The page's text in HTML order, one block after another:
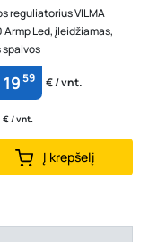
reguliatorius VILMA
Armp Led, įleidžiamas,
1959 € / vnt.
€ / vnt.
Į krepšelį